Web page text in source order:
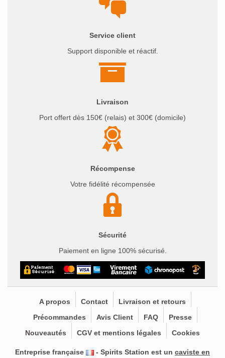
Service client
Support disponible et réactif.
Livraison
Port offert dès 150€ (relais) et 300€ (domicile)
Récompense
Votre fidélité récompensée
Sécurité
Paiement en ligne 100% sécurisé.
A propos Contact
Livraison et retours
Précommandes
Avis Client FAQ
Presse
Nouveautés
CGV et mentions légales Cookies
Entreprise française - Spirits Station est un caviste en